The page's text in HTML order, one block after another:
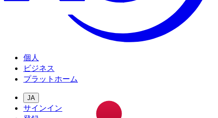
個人
ビジネス
プラットホーム
JA
サインイン